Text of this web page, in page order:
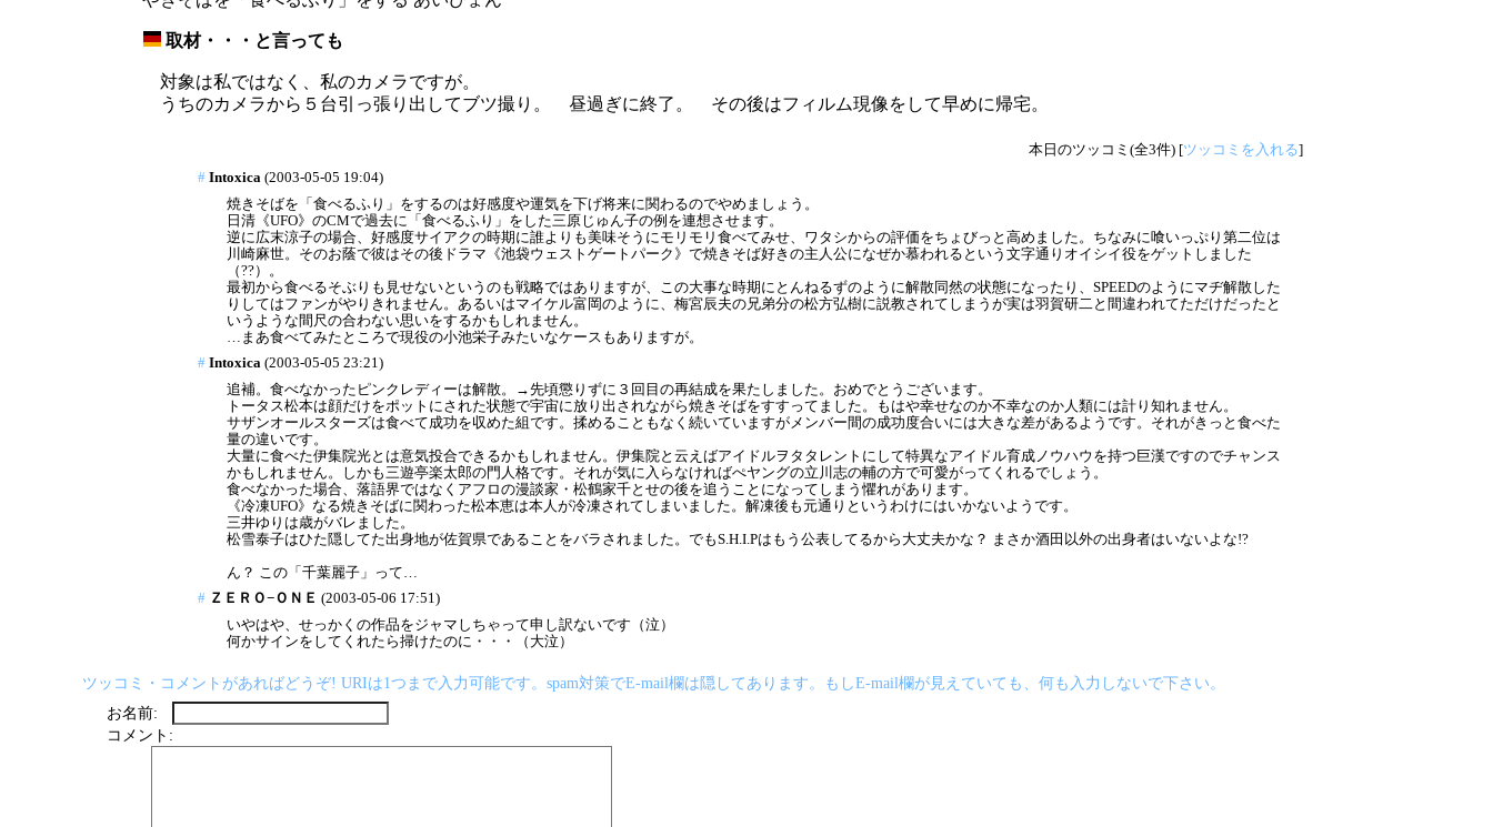
取材・・・と言っても
対象は私ではなく、私のカメラですが。
うちのカメラから５台引っ張り出してブツ撮り。 昼過ぎに終了。 その後はフィルム現像をして早めに帰宅。
本日のツッコミ(全3件) [ツッコミを入れる]
# Intoxica (2003-05-05 19:04)
焼きそばを「食べるふり」をするのは好感度や運気を下げ将来に関わるのでやめましょう。
日清《UFO》のCMで過去に「食べるふり」をした三原じゅん子の例を連想させます。
逆に広末涼子の場合、好感度サイアクの時期に誰よりも美味そうにモリモリ食べてみせ、ワタシからの評価をちょびっと高めました。ちなみに喰いっぷり第二位は
川崎麻世。そのお蔭で彼はその後ドラマ《池袋ウェストゲートパーク》で焼きそば好きの主人公になぜか慕われるという文字通りオイシイ役をゲットしました
（??）。
最初から食べるそぶりも見せないというのも戦略ではありますが、この大事な時期にとんねるずのように解散同然の状態になったり、SPEEDのようにマヂ解散した
りしてはファンがやりきれません。あるいはマイケル富岡のように、梅宮辰夫の兄弟分の松方弘樹に説教されてしまうが実は羽賀研二と間違われてただけだったと
いうような間尺の合わない思いをするかもしれません。
…まあ食べてみたところで現役の小池栄子みたいなケースもありますが。
# Intoxica (2003-05-05 23:21)
追補。食べなかったピンクレディーは解散。→先頃懲りずに３回目の再結成を果たしました。おめでとうございます。
トータス松本は顔だけをポットにされた状態で宇宙に放り出されながら焼きそばをすすってました。もはや幸せなのか不幸なのか人類には計り知れません。
サザンオールスターズは食べて成功を収めた組です。揉めることもなく続いていますがメンバー間の成功度合いには大きな差があるようです。それがきっと食べた
量の違いです。
大量に食べた伊集院光とは意気投合できるかもしれません。伊集院と云えばアイドルヲタタレントにして特異なアイドル育成ノウハウを持つ巨漢ですのでチャンス
かもしれません。しかも三遊亭楽太郎の門人格です。それが気に入らなければぺヤングの立川志の輔の方で可愛がってくれるでしょう。
食べなかった場合、落語界ではなくアフロの漫談家・松鶴家千とせの後を追うことになってしまう懼れがあります。
《冷凍UFO》なる焼きそばに関わった松本恵は本人が冷凍されてしまいました。解凍後も元通りというわけにはいかないようです。
三井ゆりは歳がバレました。
松雪泰子はひた隠してた出身地が佐賀県であることをバラされました。でもS.H.I.Pはもう公表してるから大丈夫かな？ まさか酒田以外の出身者はいないよな!?
ん？ この「千葉麗子」って…
# ＺＥＲＯ−ＯＮＥ (2003-05-06 17:51)
いやはや、せっかくの作品をジャマしちゃって申し訳ないです（泣）
何かサインをしてくれたら掃けたのに・・・（大泣）
ツッコミ・コメントがあればどうぞ! URIは1つまで入力可能です。spam対策でE-mail欄は隠してあります。もしE-mail欄が見えていても、何も入力しないで下さい。
お名前:
コメント: